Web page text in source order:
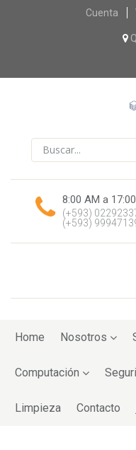
Cuenta
8:00 AM a
(+593)
(+593)
toHome Nosotros
Computación
Limpieza Contacto